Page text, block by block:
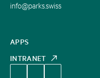
APPS
INTRANET
info@parks.swiss